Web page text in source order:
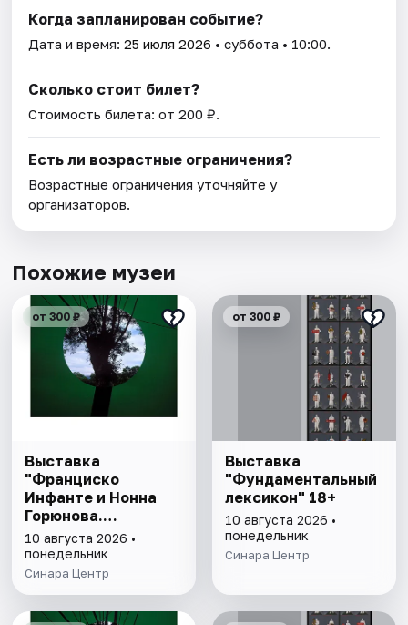
Когда запланирован событие?
Дата и время:25 июля 2026 • суббота • 10:00.
Сколько стоит билет?
Стоимость билета: от 200 ₽.
Есть ли возрастные ограничения?
Возрастные ограничения уточняйте у
организаторов.
Похожие музеи
от 300 ₽
Выставка
"Франциско
Инфанте и Нонна
Горюнова.
Метафора,
метафизика,
метаморфоза" 6+
10 августа 2026 •
понедельник
Синара Центр
от 300 ₽
Выставка
"Фундаментальный
лексикон" 18+
10 августа 2026 •
понедельник
Синара Центр